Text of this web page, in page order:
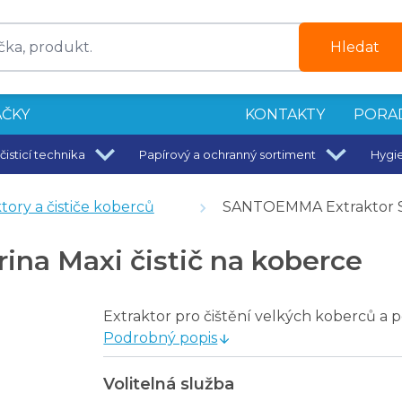
Hledat
KONTAKTY
technika Papírový a ochranný sortiment
a čističe koberců SANTOEMMA Extraktor
Maxi čistič na koberce
Extraktor pro čištění velkých koberců a
Podrobný popis
Volitelná služba